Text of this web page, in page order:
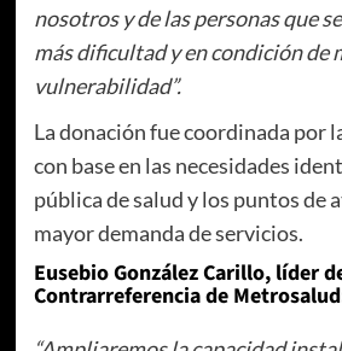
nosotros y de las personas que
más dificultad y en condición de
vulnerabilidad”.
La donación fue coordinada por
con base en las necesidades
pública de salud y los puntos de
mayor demanda de servicios.
Eusebio González Carillo, líder
Contrarreferencia de